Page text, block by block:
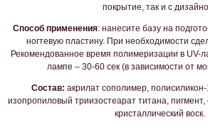
покрытие, так и с
Способ применения: нанесите базу на
ногтевую пластину. При необходимости
Рекомендованное время полимеризации в UV-
лампе – 30-60 сек (в зависимости от
Состав: акрилат сополимер, полисиликон-
изопропиловый триизостеарат титана, пигмент,
кристаллический воск.